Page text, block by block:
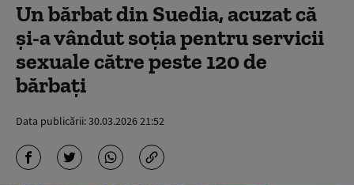
Un bărbat din Suedia, acuzat că
și-a vândut soția pentru servicii
sexuale către peste 120 de
bărbați
Data publicării:30.03.2026 21:52